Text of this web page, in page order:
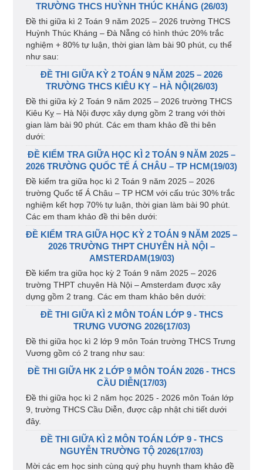
TRƯỜNG THCS HUỲNH THÚC KHÁNG (26/03)
Đề thi giữa kì 2 Toán 9 năm 2025 – 2026 trường THCS
Huỳnh Thúc Kháng – Đà Nẵng có hình thức 20% trắc
nghiệm + 80% tự luận, thời gian làm bài 90 phút, cụ thể
như sau:
ĐỀ THI GIỮA KỲ 2 TOÁN 9 NĂM 2025 – 2026
TRƯỜNG THCS KIÊU KỴ – HÀ NỘI(26/03)
Đề thi giữa kỳ 2 Toán 9 năm 2025 – 2026 trường THCS
Kiêu Kỵ – Hà Nội được xây dựng gồm 2 trang với thời
gian làm bài 90 phút. Các em tham khảo đề thi bên
dưới:
ĐỀ KIỂM TRA GIỮA HỌC KÌ 2 TOÁN 9 NĂM 2025 –
2026 TRƯỜNG QUỐC TẾ Á CHÂU – TP HCM(19/03)
Đề kiểm tra giữa học kì 2 Toán 9 năm 2025 – 2026
trường Quốc tế Á Châu – TP HCM với cấu trúc 30% trắc
nghiệm kết hợp 70% tự luận, thời gian làm bài 90 phút.
Các em tham khảo đề thi bên dưới:
ĐỀ KIỂM TRA GIỮA HỌC KỲ 2 TOÁN 9 NĂM 2025 –
2026 TRƯỜNG THPT CHUYÊN HÀ NỘI –
AMSTERDAM(19/03)
Đề kiểm tra giữa học kỳ 2 Toán 9 năm 2025 – 2026
trường THPT chuyên Hà Nội – Amsterdam được xây
dựng gồm 2 trang. Các em tham khảo bên dưới:
ĐỀ THI GIỮA KÌ 2 MÔN TOÁN LỚP 9 - THCS
TRƯNG VƯƠNG 2026(17/03)
Đề thi giữa học kì 2 lớp 9 môn Toán trường THCS Trưng
Vương gồm có 2 trang như sau:
ĐỀ THI GIỮA HK 2 LỚP 9 MÔN TOÁN 2026 - THCS
CẦU DIỄN(17/03)
Đề thi giữa học kì 2 năm học 2025 - 2026 môn Toán lớp
9, trường THCS Cầu Diễn, được cập nhật chi tiết dưới
đây.
ĐỀ THI GIỮA KÌ 2 MÔN TOÁN LỚP 9 - THCS
NGUYỄN TRƯỜNG TỘ 2026(17/03)
Mời các em học sinh cùng quý phụ huynh tham khảo đề